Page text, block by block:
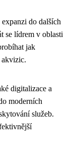
do dalších
se lídrem v oblasti
jak
akvizic.
digitalizace a
moderních
služeb.